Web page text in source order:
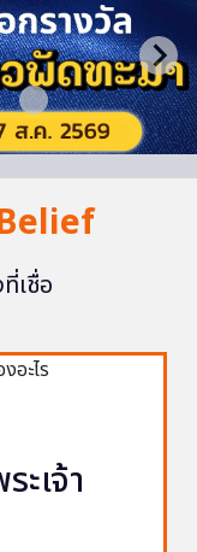
เชื่อ
เจ้า